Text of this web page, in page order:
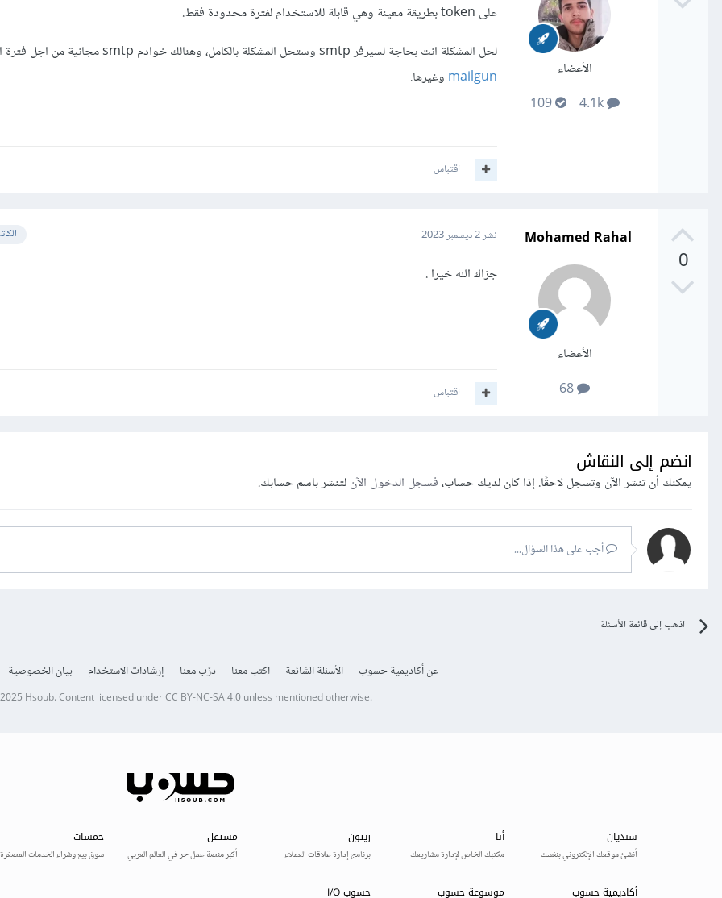
الأعضاء
4.1k
109
على token بطريقة معينة وهي قابلة للاستخدام لفترة محدودة فقط.
لحل المشكلة انت بحاجة لسيرفر smtp وستحل المشكلة بالكامل، وهنالك خوادم smtp مجانية من اجل فترة التجريب مثل
mailgun وغيرها.
اقتباس
0
Mohamed Rahal
الأعضاء
نشر2 ديسمبر 2023
جزاك الله خيرا .
اقتباس
انضم إلى النقاش
يمكنك أن تنشر الآن وتسجل لاحقًا. إذا كان لديك حساب،فسجل الدخول الآنلتنشر باسم حسابك.
أجب على هذا السؤال...
اذهب إلى قائمة الأسئلة
عن أكاديمية حسوب الأسئلة الشائعة اكتب معنا درّب معنا إرشادات الاستخدام بيان الخصوصية
Hsoub.Content licensed underCC BY-NC-SA 4.0unless mentioned otherwise.